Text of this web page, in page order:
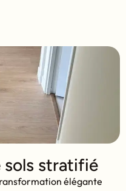
sols stratifié
élégante